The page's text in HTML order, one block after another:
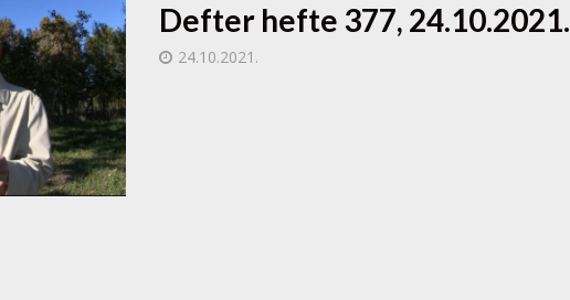
Defter hefte 377, 24.10.2021.
24.10.2021.